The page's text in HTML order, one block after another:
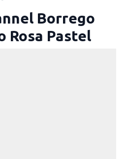
Borrego
Rosa Pastel